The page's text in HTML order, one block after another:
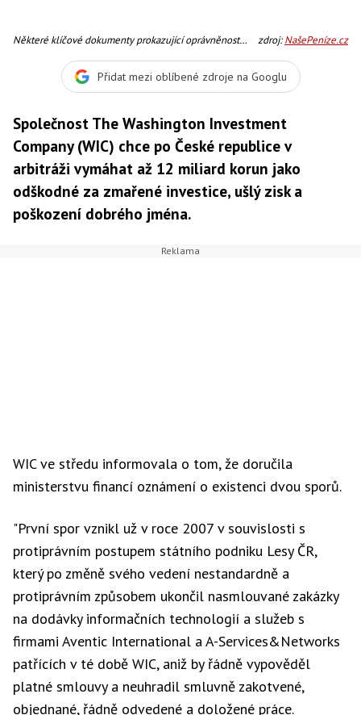
Některé klíčové dokumenty prokazující oprávněnost
svých webových stránkách, Foto: SXC
zdroj:NašePeníze.cz
Přidat mezi oblíbené zdroje na Googlu
Společnost The Washington Investment
Company (WIC) chce po České republice v
arbitráži vymáhat až 12 miliard korun jako
odškodné za zmařené investice, ušlý zisk a
poškození dobrého jména.
WIC ve středu informovala o tom, že doručila
ministerstvu financí oznámení o existenci dvou sporů.
"První spor vznikl už v roce 2007 v souvislosti s
protiprávním postupem státního podniku Lesy ČR,
který po změně svého vedení nestandardně a
protiprávním způsobem ukončil nasmlouvané zakázky
na dodávky informačních technologií a služeb s
firmami Aventic International a A-Services&Networks
patřících v té době WIC, aniž by řádně vypověděl
platné smlouvy a neuhradil smluvně zakotvené,
objednané, řádně odvedené a doložené práce.